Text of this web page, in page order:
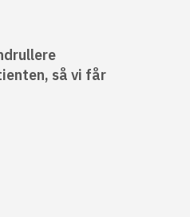
så vi får